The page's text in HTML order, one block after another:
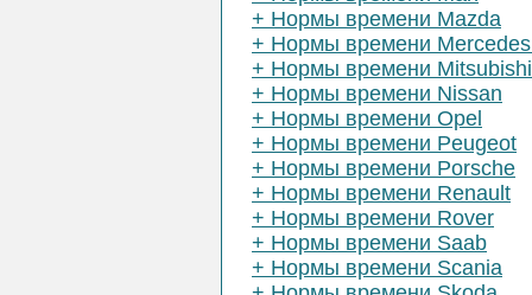
+ Нормы времени Mazda
+ Нормы времени
+ Нормы времени Mitsubishi
+ Нормы времени Nissan
+ Нормы времени Opel
+ Нормы времени Peugeot
+ Нормы времени Porsche
+ Нормы времени Renault
+ Нормы времени Rover
+ Нормы времени Saab
+ Нормы времени Scania